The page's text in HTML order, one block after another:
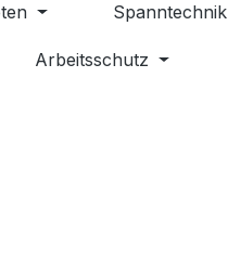
Spanntechnik
Arbeitsschutz